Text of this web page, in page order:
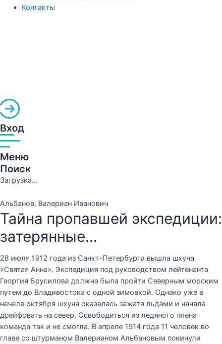
Контакты
Вход
Меню
Поиск
Загрузка...
Альбанов, Валериан Иванович
Тайна пропавшей экспедиции:
затерянные...
28 июля 1912 года из Санкт-Петербурга вышла шхуна
«Святая Анна». Экспедиция под руководством лейтенанта
Георгия Брусилова должна была пройти Северным морским
путем до Владивостока с одной зимовкой. Однако уже в
начале октября шхуна оказалась зажата льдами и начала
дрейфовать на север. Освободиться из ледяного плена
команда так и не смогла. В апреле 1914 года 11 человек во
главе со штурманом Валерианом Альбановым покинули